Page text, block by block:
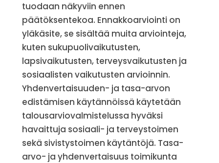
tuodaan näkyviin ennen
päätöksentekoa. Ennakkoarviointi on
yläkäsite, se sisältää muita arviointeja,
kuten sukupuolivaikutusten,
lapsivaikutusten, terveysvaikutusten ja
sosiaalisten vaikutusten arvioinnin.
Yhdenvertaisuuden- ja tasa-arvon
edistämisen käytännöissä käytetään
talousarviovalmistelussa hyväksi
havaittuja sosiaali- ja terveystoimen
sekä sivistystoimen käytäntöjä. Tasa-
arvo- ja yhdenvertaisuus toimikunta